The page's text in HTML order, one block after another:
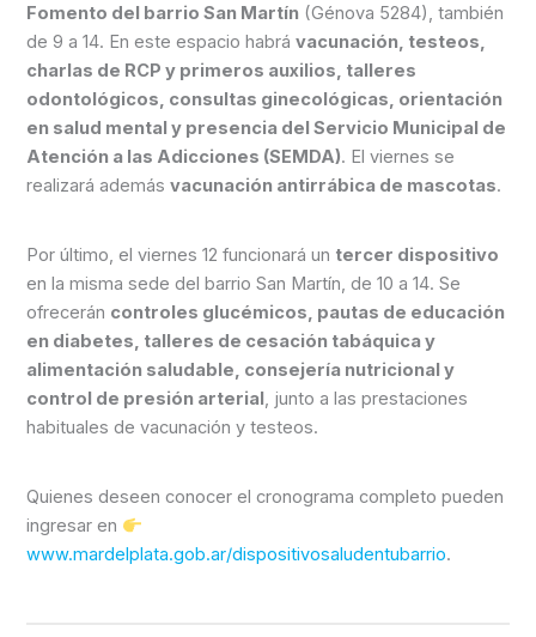
Fomento del barrio San Martín (Génova 5284), también
de 9 a 14. En este espacio habrávacunación, testeos,
charlas de RCP y primeros auxilios, talleres
odontológicos, consultas ginecológicas, orientación
en salud mental y presencia del Servicio Municipal de
Atención a las Adicciones (SEMDA). El viernes se
realizará ademásvacunación antirrábica de mascotas.
Por último, el viernes 12 funcionará un tercer dispositivo
en la misma sede del barrio San Martín, de 10 a 14. Se
ofrecerán controles glucémicos, pautas de educación
en diabetes, talleres de cesación tabáquica y
alimentación saludable, consejería nutricional y
control de presión arterial, junto a las prestaciones
habituales de vacunación y testeos.
Quienes deseen conocer el cronograma completo pueden
ingresar en
www.mardelplata.gob.ar/dispositivosaludentubarrio.